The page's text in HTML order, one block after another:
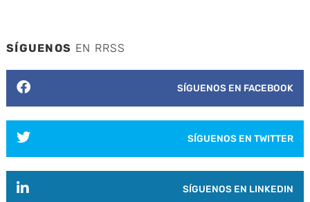
SÍGUENOS EN RRSS
SÍGUENOS EN FACEBOOK
SÍGUENOS EN TWITTER
SÍGUENOS EN LINKEDIN